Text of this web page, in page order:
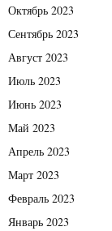
Октябрь 2023
Сентябрь 2023
Август 2023
Июль 2023
Июнь 2023
Май 2023
Апрель 2023
Март 2023
Февраль 2023
Январь 2023